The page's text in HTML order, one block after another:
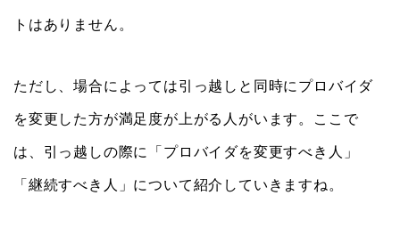
トはありません。
ただし、場合によっては引っ越しと同時にプロバイダ
を変更した方が満足度が上がる人がいます。ここで
は、引っ越しの際に「プロバイダを変更すべき人」
「継続すべき人」について紹介していきますね。